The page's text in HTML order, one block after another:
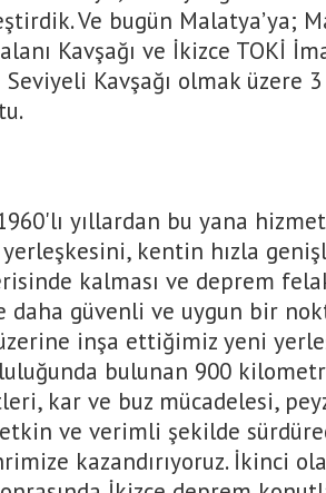
Ve bugün Malatya’ya;
Kavşağı ve İkizce TOKİ
Kavşağı olmak üzere
yıllardan bu yana
kentin hızla
kalması ve deprem
güvenli ve uygun bir
inşa ettiğimiz yeni
bulunan 900
kar ve buz mücadelesi,
ve verimli şekilde
kazandırıyoruz. İkinci